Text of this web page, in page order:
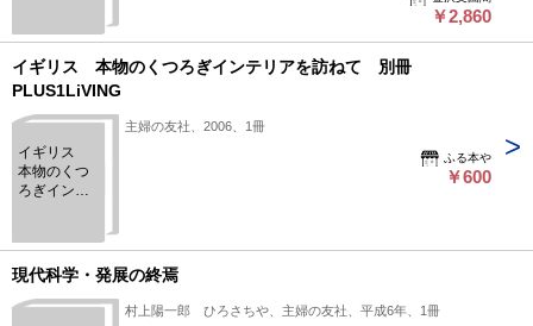
￥2,860
イギリス 本物のくつろぎインテリアを訪ねて 別冊
PLUS1LiVING
イギリス
本物のくつ
ろぎインテ
PLUS1LiVING
主婦の友社、2006、1冊
ふる本や
￥600
現代科学・発展の終焉
村上陽一郎 ひろさちや、主婦の友社、平成6年、1冊